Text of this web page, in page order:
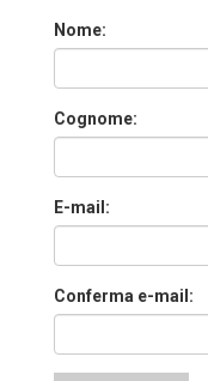
Nome:
Cognome:
E-mail:
Conferma e-mail: